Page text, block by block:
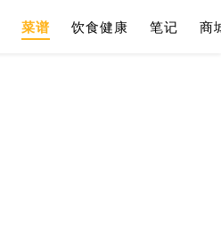
菜谱 饮食健康 笔记 商